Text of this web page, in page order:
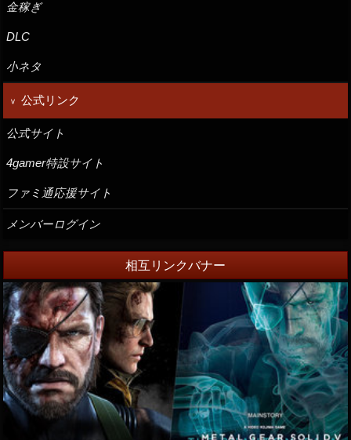
金稼ぎ
DLC
小ネタ
公式リンク
公式サイト
4gamer特設サイト
ファミ通応援サイト
メンバーログイン
相互リンクバナー